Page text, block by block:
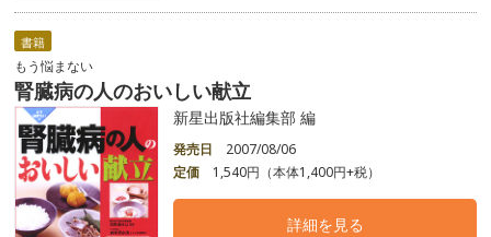
書籍
もう悩まない
腎臓病の人のおいしい献立
新星出版社編集部 編
発売日
2007/08/06
定価
1,540円（本体1,400円+税）
詳細を見る